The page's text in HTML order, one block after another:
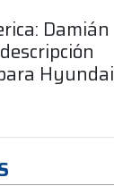
Damián
Hyundai